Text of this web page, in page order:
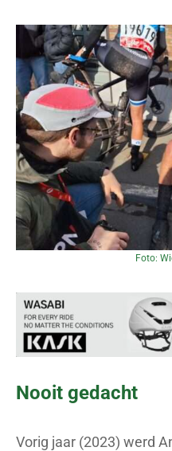
Foto:
Nooit gedacht
Vorig jaar (2023) werd